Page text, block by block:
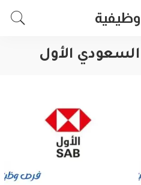
السعودي الأول